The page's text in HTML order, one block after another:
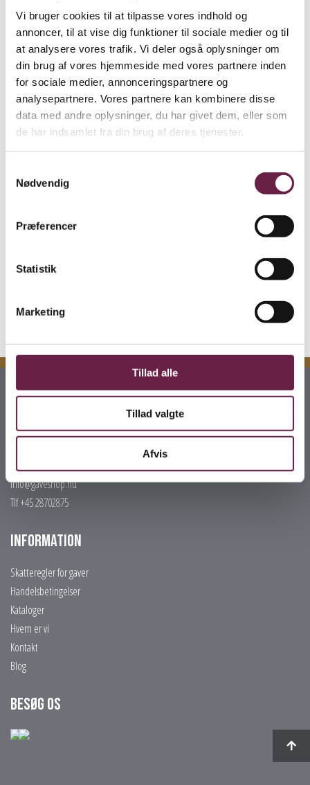
Vi bruger cookies til at tilpasse vores indhold og
annoncer, til at vise dig funktioner til sociale medier og til
at analysere vores trafik. Vi deler også oplysninger om
din brug af vores hjemmeside med vores partnere inden
for sociale medier, annonceringspartnere og
analysepartnere. Vores partnere kan kombinere disse
data med andre oplysninger, du har givet dem, eller som
de har indsamlet fra din brug af deres tjenester.
Nødvendig
Præferencer
Statistik
Marketing
Tillad alle
Tillad valgte
Afvis
LEGO Batman Forever - Batmobile antal
BESTIL
Beskrivelse
LEGO Batman Forever – Batmobile har en støbt forrude,
der også kan udstilles som en del af værelsesindretningen.
høj, 41
Kontakt
Gaveshop.nu
6700 Esbjerg
info@gaveshop.nu
Tlf +45 28702875
Information
Skatteregler for gaver
Handelsbetingelser
Kataloger
Hvem er vi
Kontakt
Blog
Besøg os